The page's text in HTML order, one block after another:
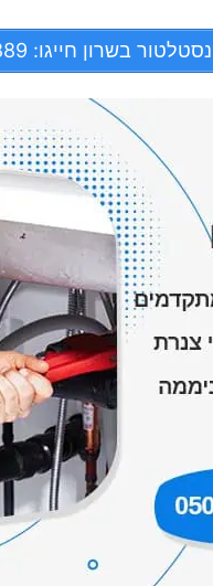
בשרון חייגו: 050-830-3889